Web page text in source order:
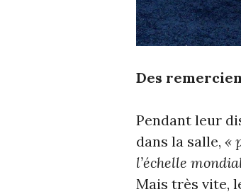
Des
Pendant leur
dans la salle, «
l’échelle
Mais très vite,